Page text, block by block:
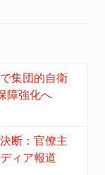
集団的自衛
障強化へ
断：官僚主
ィア報道